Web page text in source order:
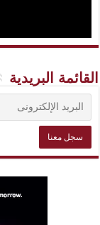
القائمة البريدية